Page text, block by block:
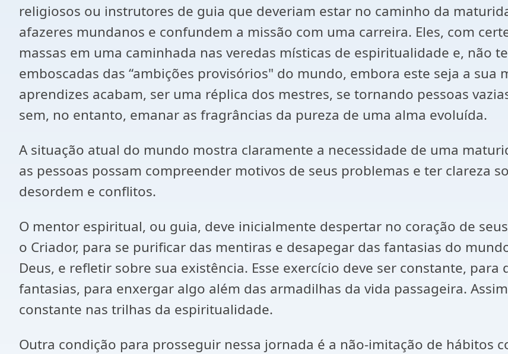
religiosos ou instrutores de guia que deveriam estar no caminho da
afazeres mundanos e confundem a missão com uma carreira. Eles, com
massas em uma caminhada nas veredas místicas de espiritualidade e, não
emboscadas das “ambições provisórios" do mundo, embora este seja a sua
aprendizes acabam, ser uma réplica dos mestres, se tornando pessoas
sem, no entanto, emanar as fragrâncias da pureza de uma alma evoluída.
A situação atual do mundo mostra claramente a necessidade de uma
as pessoas possam compreender motivos de seus problemas e ter clareza
desordem e conflitos.
O mentor espiritual, ou guia, deve inicialmente despertar no coração de
o Criador, para se purificar das mentiras e desapegar das fantasias do
Deus, e refletir sobre sua existência. Esse exercício deve ser constante,
fantasias, para enxergar algo além das armadilhas da vida passageira.
constante nas trilhas da espiritualidade.
Outra condição para prosseguir nessa jornada é a não-imitação de hábitos